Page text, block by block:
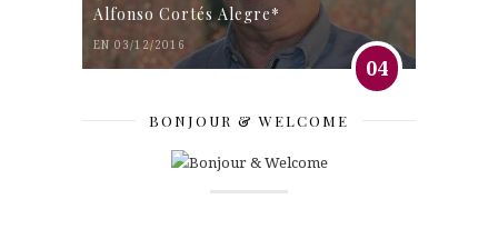
Alfonso Cortés Alegre*
EN 03/12/2016
04
BONJOUR & WELCOME